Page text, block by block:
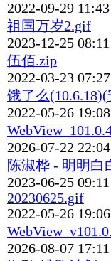
2022-09-29 11:43
祖国万岁2.gif
2023-12-25 08:11
伍佰.zip
2022-03-23 07:27
饿了么
2022-05-26 19:08
2026-07-22 22:04
陈淑桦 - 明明白
2023-06-25 09:11
20230625.gif
2022-05-26 19:06
2026-08-07 17:11